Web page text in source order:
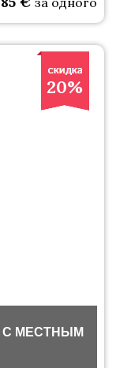
20%
С МЕСТНЫМ